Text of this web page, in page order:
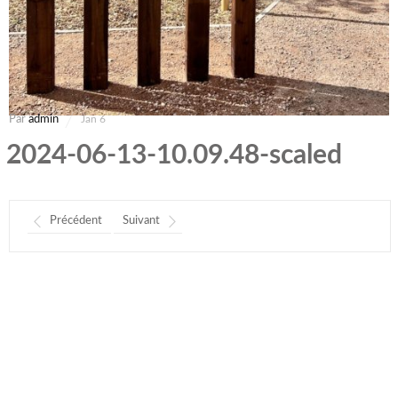
2024-06-13-10.09.48-scaled
Paradmin Jan 6
Précédent Suivant